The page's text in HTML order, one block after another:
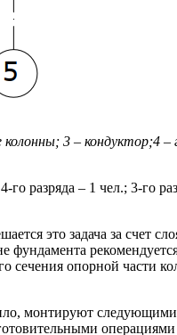
3 – кондуктор;4 –
разряда – 1 чел.; 3-го
это задача за счет
фундамента
сечения опорной части
монтируют